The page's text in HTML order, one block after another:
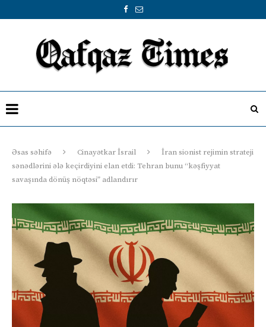
Əsas səhifə Cinayətkar İsrail
İran sionist rejimin strateji
sənədlərini ələ keçirdiyini elan etdi: Tehran bunu “kəşfiyyat
savaşında dönüş nöqtəsi” adlandırır